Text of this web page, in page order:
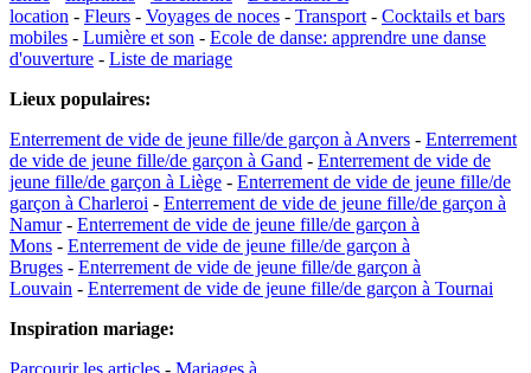
location - Fleurs - Voyages de noces - Transport - Cocktails et bars
mobiles - Lumière et son - Ecole de danse: apprendre une danse
d'ouverture - Liste de mariage
Lieux populaires:
Enterrement de vide de jeune fille/de garçon à Anvers - Enterrement
de vide de jeune fille/de garçon à Gand - Enterrement de vide de
jeune fille/de garçon à Liège - Enterrement de vide de jeune fille/de
garçon à Charleroi - Enterrement de vide de jeune fille/de garçon à
Namur- Enterrement de vide de jeune fille/de garçon à
Mons - Enterrement de vide de jeune fille/de garçon à
Bruges - Enterrement de vide de jeune fille/de garçon à
Louvain - Enterrement de vide de jeune fille/de garçon à Tournai
Inspiration mariage:
Parcourir les articles - Mariages à